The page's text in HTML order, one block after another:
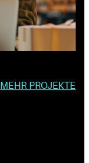
MEHR PROJEKTE